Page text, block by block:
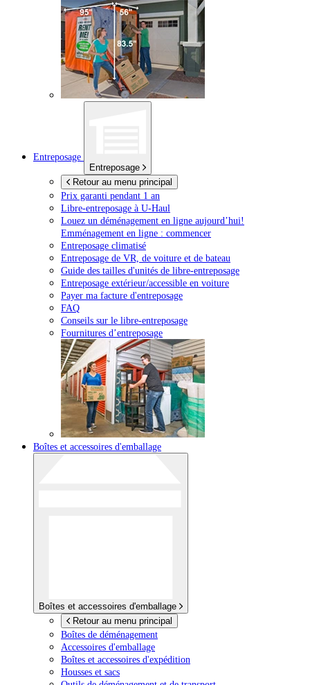
Entreposage
Entreposage
Retour au menu principal
Prix garanti pendant 1 an
Libre-entreposage à U-Haul
Louez un déménagement en ligne aujourd’hui!
Emménagement en ligne : commencer
Entreposage climatisé
Entreposage de VR, de voiture et de bateau
Guide des tailles d'unités de libre-entreposage
Entreposage extérieur/accessible en voiture
Payer ma facture d'entreposage
FAQ
Conseils sur le libre-entreposage
Fournitures d’entreposage
Boîtes et accessoires d'emballage
Boîtes et accessoires d'emballage
Retour au menu principal
Boîtes de déménagement
Accessoires d'emballage
Boîtes et accessoires d'expédition
Housses et sacs